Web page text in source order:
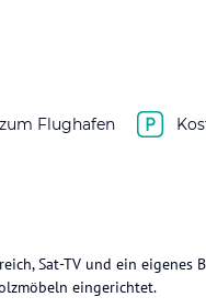
Flughafen
Sat-TV und ein eigenes
eingerichtet.